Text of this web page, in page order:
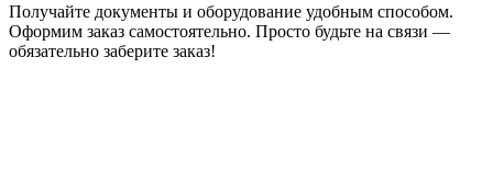
Получайте документы и оборудование удобным способом.
Оформим заказ самостоятельно. Просто будьте на связи —
обязательно заберите заказ!